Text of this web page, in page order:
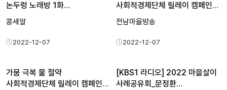
논두렁 노래방 1화…
콩세알
2022-12-07
사회적경제단체 릴레이 캠페인
(여수시…
전남마을방송
2022-12-07
가뭄 극복 물 절약
사회적경제단체 릴레이 캠페인
[KBS1 라디오] 2022 마을살이
사례공유회_문정환…